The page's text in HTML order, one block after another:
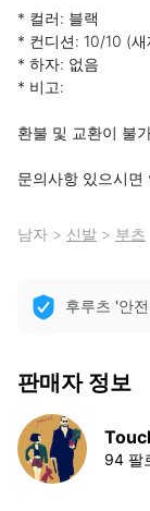
* 컬러: 블랙
* 컨디션: 10/10 (새
* 하자: 없음
* 비고:
환불 및 교환이 불
문의사항 있으시면
남자 > 신발 > 부츠
후루츠 '안
판매자 정보
94 팔